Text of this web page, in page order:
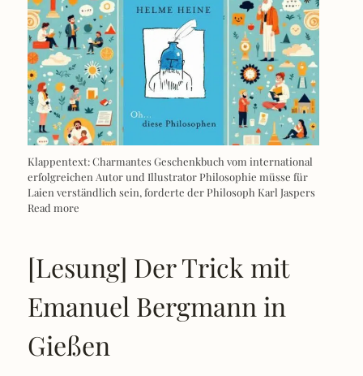
Klappentext: Charmantes Geschenkbuch vom international
erfolgreichen Autor und Illustrator Philosophie müsse für
Laien verständlich sein, forderte der Philosoph Karl Jaspers
Read more
[Lesung] Der Trick mit
Emanuel Bergmann in
Gießen